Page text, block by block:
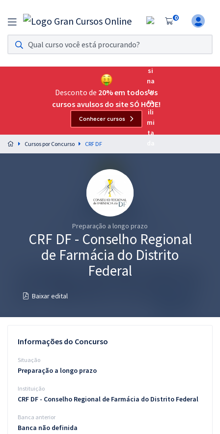
0
Assinatura Ilimitada 11
Acesso a todos os cursos. Teste grátis por 7 dias!
Assinatura OAB Até Passar
Acesso ilimitado a toda preparação para o Exame da
Preparação completa e intensiva para as principais
residências em saúde do Brasil
Graduação
Mentorias
Conteúdo gratuito
Blog
Desconto de 20% em todos os
cursos avulsos do site SÓ HOJE!
Conhecer cursos
Cursos por Concurso CRF DF
Preparação a longo prazo
CRF DF - Conselho Regional
de Farmácia do Distrito
Federal
Baixar edital
Informações do Concurso
Situação
Preparação a longo prazo
Instituição
CRF DF - Conselho Regional de Farmácia do Distrito Federal
Banca anterior
Banca não definida